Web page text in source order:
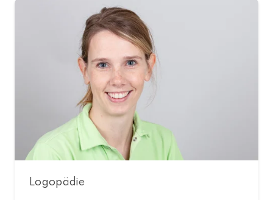
Logopädie